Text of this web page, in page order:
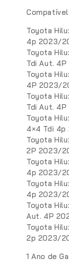
Toyota
4p 2023/
Toyota
Tdi Aut.
Toyota
4P 2023/
Toyota
Tdi Aut.
Toyota
4×4 Tdi
Toyota
2P 2023/
Toyota
4p 2023/
Toyota
4p 2023/
Toyota
Aut. 4P
Toyota
2p 2023/
1 Ano de